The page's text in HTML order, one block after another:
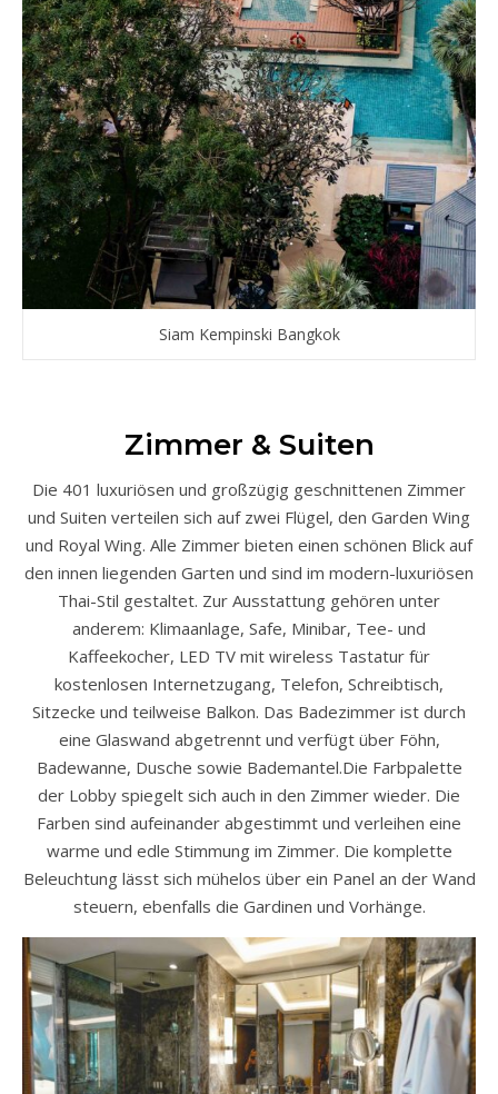
Siam Kempinski Bangkok
Zimmer & Suiten
Die 401 luxuriösen und großzügig geschnittenen Zimmer
und Suiten verteilen sich auf zwei Flügel, den Garden Wing
und Royal Wing. Alle Zimmer bieten einen schönen Blick auf
den innen liegenden Garten und sind im modern-luxuriösen
Thai-Stil gestaltet. Zur Ausstattung gehören unter
anderem: Klimaanlage, Safe, Minibar, Tee- und
Kaffeekocher, LED TV mit wireless Tastatur für
kostenlosen Internetzugang, Telefon, Schreibtisch,
Sitzecke und teilweise Balkon. Das Badezimmer ist durch
eine Glaswand abgetrennt und verfügt über Föhn,
Badewanne, Dusche sowie Bademantel.Die Farbpalette
der Lobby spiegelt sich auch in den Zimmer wieder. Die
Farben sind aufeinander abgestimmt und verleihen eine
warme und edle Stimmung im Zimmer. Die komplette
Beleuchtung lässt sich mühelos über ein Panel an der Wand
steuern, ebenfalls die Gardinen und Vorhänge.